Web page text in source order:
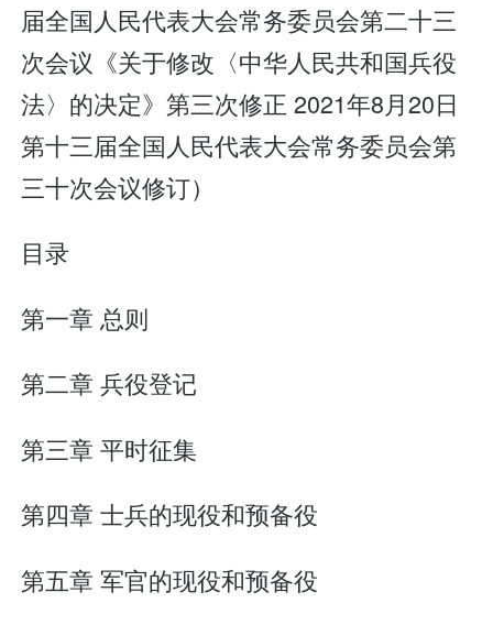
届全国人民代表大会常务委员会第二十三
次会议《关于修改〈中华人民共和国兵役
法〉的决定》第三次修正 2021年8月20日
第十三届全国人民代表大会常务委员会第
三十次会议修订）
目录
第一章 总则
第二章 兵役登记
第三章 平时征集
第四章 士兵的现役和预备役
第五章 军官的现役和预备役